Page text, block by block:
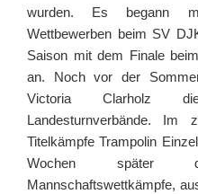
wurden. Es begann
Wettbewerben beim SV
Saison mit dem Finale
an. Noch vor der
Victoria Clarholz
Landesturnverbände. Im
Titelkämpfe Trampolin
Wochen später
Mannschaftswettkämpfe,